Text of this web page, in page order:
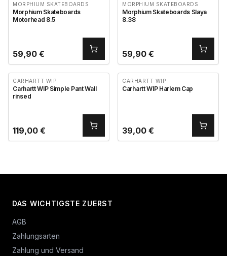
MORPHIUM SKATEBOARDS
Morphium Skateboards
Motorhead 8.5
59,90 €
MORPHIUM SKATEBOARDS
Morphium Skateboards Slaya
8.38
59,90 €
CARHARTT WIP
Carhartt WIP Simple Pant Wall
rinsed
119,00 €
CARHARTT WIP
Carhartt WIP Harlem Cap
39,00 €
DAS WICHTIGSTE ZUERST
AGB
Zahlungsarten
Zahlung und Versand